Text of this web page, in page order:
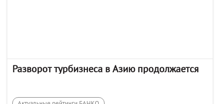
Разворот турбизнеса в Азию продолжается